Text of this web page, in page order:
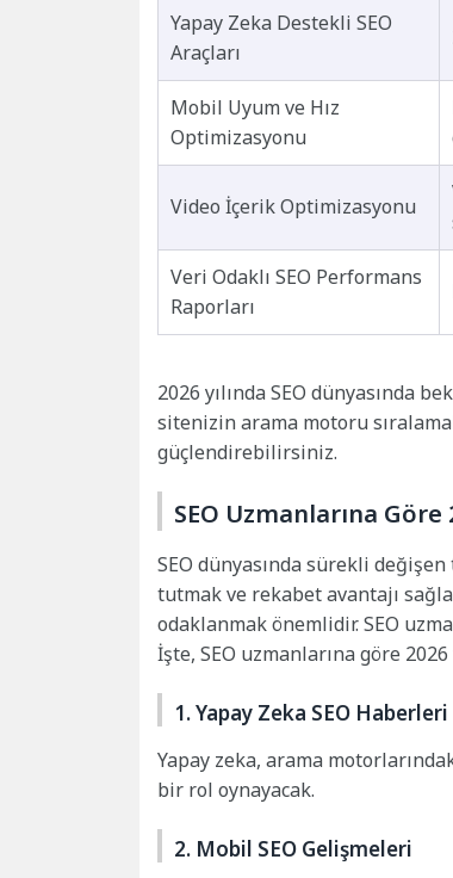
Yapay Zeka Destekli SEO
Araçları
Mobil Uyum ve Hız
Optimizasyonu
Video İçerik Optimizasyonu
Veri Odaklı SEO Performans
Raporları
2026 yılında SEO dünyasında
sitenizin arama motoru
güçlendirebilirsiniz.
SEO Uzmanlarına
SEO dünyasında sürekli
tutmak ve rekabet avantajı
odaklanmak önemlidir. SEO
İşte, SEO uzmanlarına göre
1. Yapay Zeka SEO Haberleri
Yapay zeka, arama
bir rol oynayacak.
2. Mobil SEO Gelişmeleri